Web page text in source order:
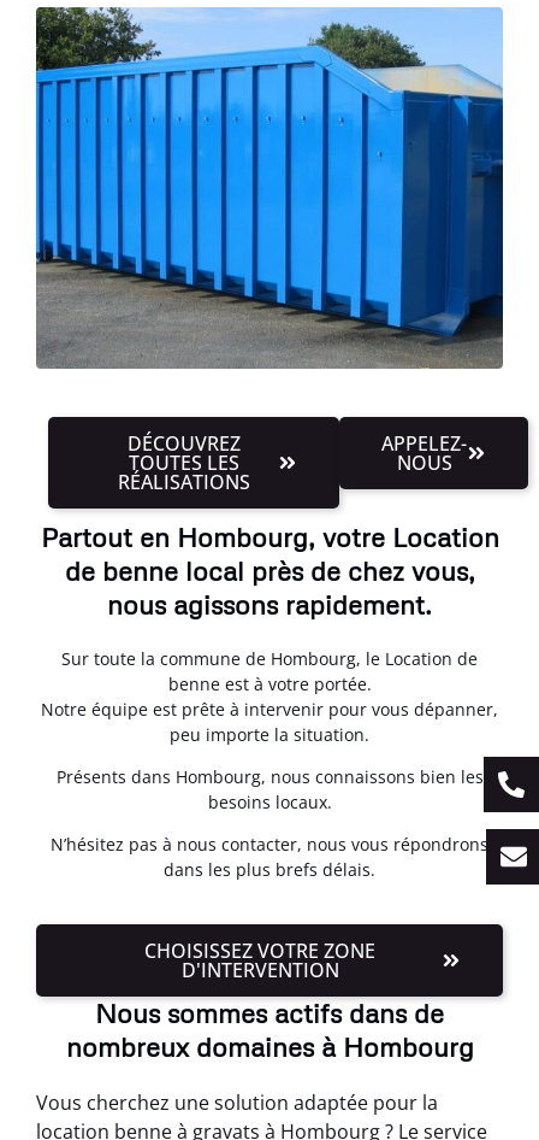
DÉCOUVREZ
TOUTES LES
RÉALISATIONS
APPELEZ-
NOUS
Partout en Hombourg, votre Location
de benne local près de chez vous,
nous agissons rapidement.
Sur toute la commune de Hombourg, le Location de
benne est à votre portée.
Notre équipe est prête à intervenir pour vous dépanner,
peu importe la situation.
Présents dans Hombourg, nous connaissons bien les
besoins locaux.
N’hésitez pas à nous contacter, nous vous répondrons
dans les plus brefs délais.
CHOISISSEZ VOTRE ZONE
D'INTERVENTION
Nous sommes actifs dans de
nombreux domaines à Hombourg
Vous cherchez une solution adaptée pour la
location benne à gravats à Hombourg ? Le service